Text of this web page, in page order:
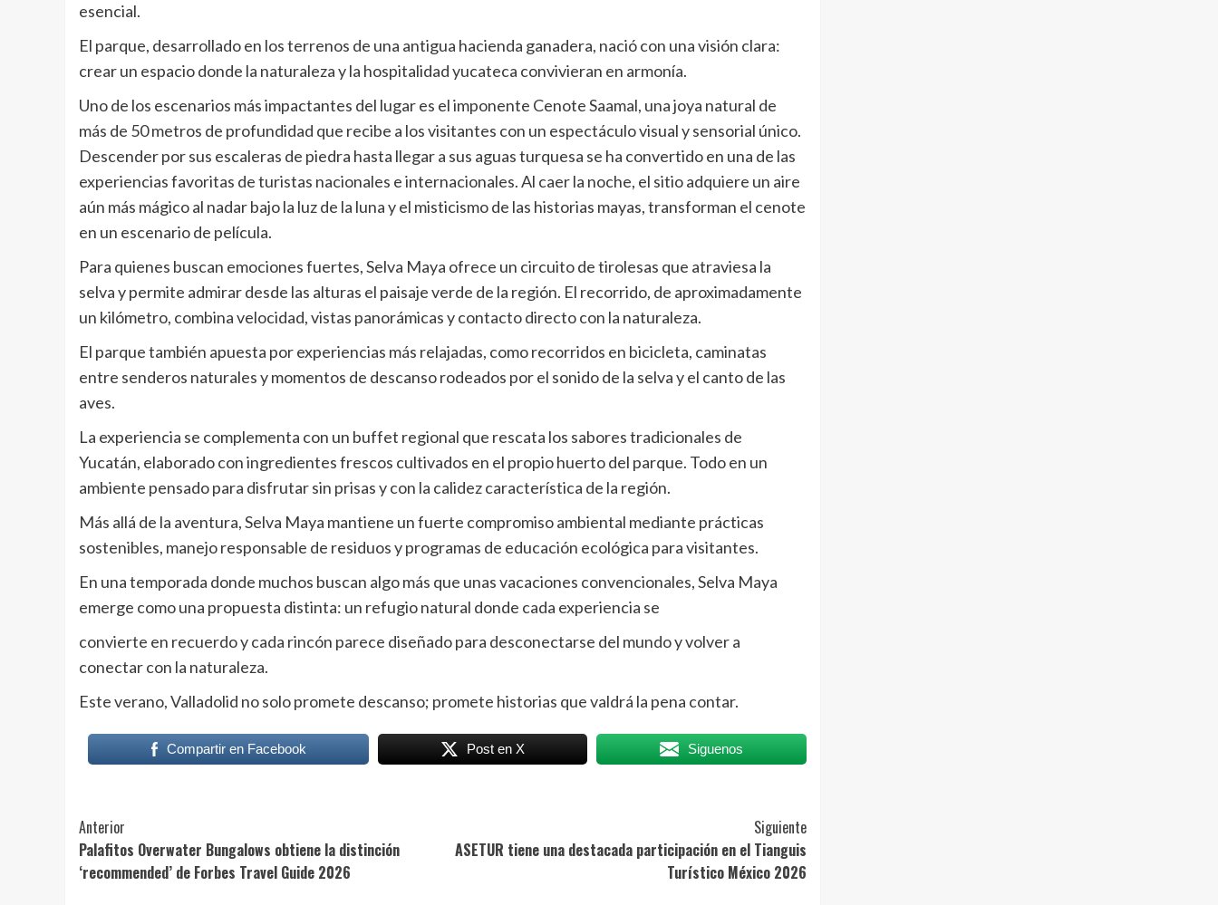
esencial.
El parque, desarrollado en los terrenos de una antigua hacienda ganadera, nació con una visión clara:
crear un espacio donde la naturaleza y la hospitalidad yucateca convivieran en armonía.
Uno de los escenarios más impactantes del lugar es el imponente Cenote Saamal, una joya natural de
más de 50 metros de profundidad que recibe a los visitantes con un espectáculo visual y sensorial único.
Descender por sus escaleras de piedra hasta llegar a sus aguas turquesa se ha convertido en una de las
experiencias favoritas de turistas nacionales e internacionales. Al caer la noche, el sitio adquiere un aire
aún más mágico al nadar bajo la luz de la luna y el misticismo de las historias mayas, transforman el cenote
en un escenario de película.
Para quienes buscan emociones fuertes, Selva Maya ofrece un circuito de tirolesas que atraviesa la
selva y permite admirar desde las alturas el paisaje verde de la región. El recorrido, de aproximadamente
un kilómetro, combina velocidad, vistas panorámicas y contacto directo con la naturaleza.
El parque también apuesta por experiencias más relajadas, como recorridos en bicicleta, caminatas
entre senderos naturales y momentos de descanso rodeados por el sonido de la selva y el canto de las
aves.
La experiencia se complementa con un buffet regional que rescata los sabores tradicionales de
Yucatán, elaborado con ingredientes frescos cultivados en el propio huerto del parque. Todo en un
ambiente pensado para disfrutar sin prisas y con la calidez característica de la región.
Más allá de la aventura, Selva Maya mantiene un fuerte compromiso ambiental mediante prácticas
sostenibles, manejo responsable de residuos y programas de educación ecológica para visitantes.
En una temporada donde muchos buscan algo más que unas vacaciones convencionales, Selva Maya
emerge como una propuesta distinta: un refugio natural donde cada experiencia se
convierte en recuerdo y cada rincón parece diseñado para desconectarse del mundo y volver a
conectar con la naturaleza.
Este verano, Valladolid no solo promete descanso; promete historias que valdrá la pena contar.
Compartir en Facebook Post en X Siguenos
Post
Navigation
Anterior
Palafitos Overwater Bungalows obtiene la distinción
‘recommended’ de Forbes Travel Guide 2026
Siguiente
ASETUR tiene una destacada participación en el Tianguis
Turístico México 2026